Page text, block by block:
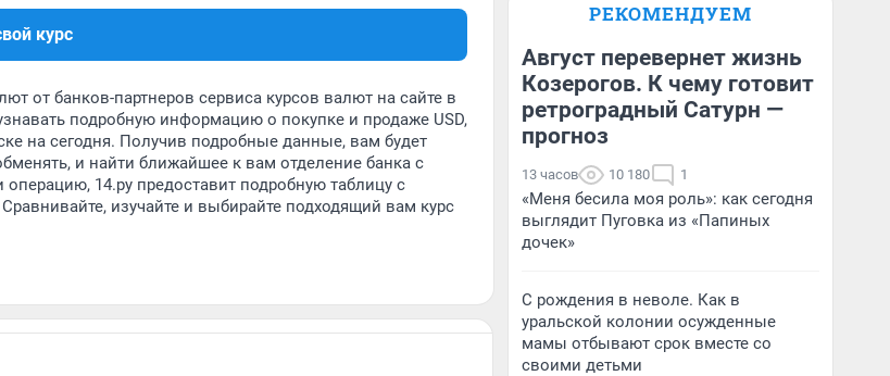
курс
от банков-партнеров сервиса курсов валют на сайте в
подробную информацию о покупке и продаже USD,
на сегодня. Получив подробные данные, вам будет
и найти ближайшее к вам отделение банка с
14.ру предоставит подробную таблицу с
изучайте и выбирайте подходящий вам курс
РЕКОМЕНДУЕМ
Август перевернет жизнь
Козерогов. К чему готовит
ретроградный Сатурн —
прогноз
13 часов 10 180 1
«Меня бесила моя роль»: как сегодня
выглядит Пуговка из «Папиных
дочек»
С рождения в неволе. Как в
уральской колонии осужденные
мамы отбывают срок вместе со
своими детьми